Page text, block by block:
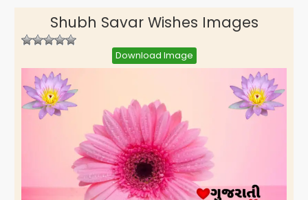
Shubh Savar Wishes Images
Download Image